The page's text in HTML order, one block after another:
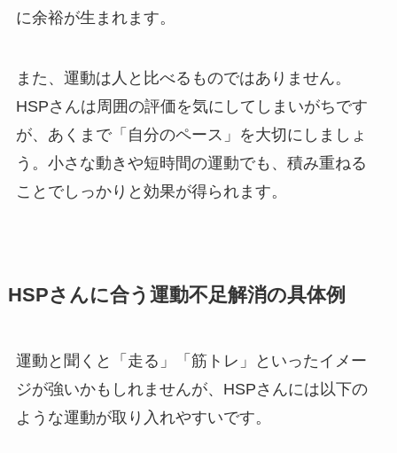
に余裕が生まれます。
また、運動は人と比べるものではありません。
HSPさんは周囲の評価を気にしてしまいがちです
が、あくまで「自分のペース」を大切にしましょ
う。小さな動きや短時間の運動でも、積み重ねる
ことでしっかりと効果が得られます。
HSPさんに合う運動不足解消の具体例
運動と聞くと「走る」「筋トレ」といったイメー
ジが強いかもしれませんが、HSPさんには以下の
ような運動が取り入れやすいです。